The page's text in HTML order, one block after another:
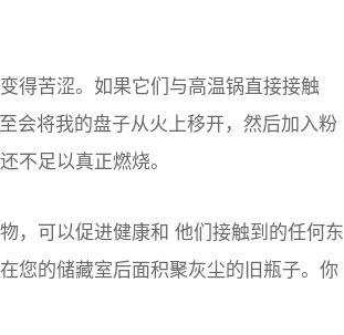
得苦涩。如果它们与高温锅直接接触
会将我的盘子从火上移开，然后加入粉
不足以真正燃烧。
，可以促进健康和 他们接触到的任何东
您的储藏室后面积聚灰尘的旧瓶子。你